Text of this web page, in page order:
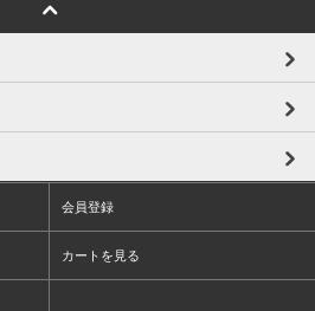
会員登録
カートを見る